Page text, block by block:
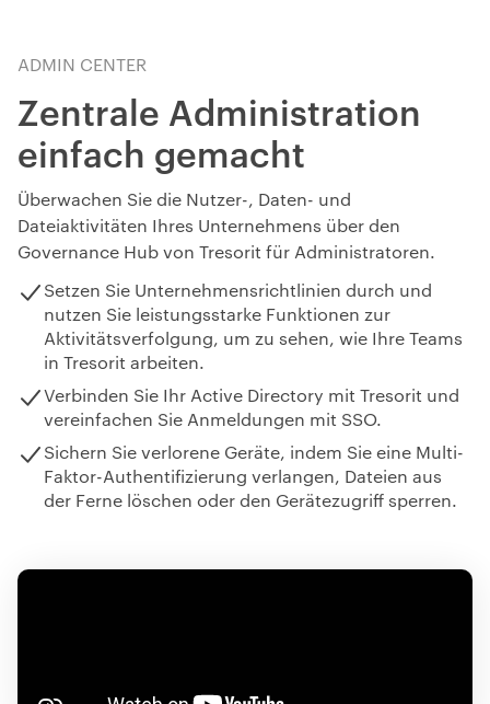
ADMIN CENTER
Zentrale Administration
einfach gemacht
Überwachen Sie die Nutzer-, Daten- und
Dateiaktivitäten Ihres Unternehmens über den
Governance Hub von Tresorit für Administratoren.
Setzen Sie Unternehmensrichtlinien durch und
nutzen Sie leistungsstarke Funktionen zur
Aktivitätsverfolgung, um zu sehen, wie Ihre Teams
in Tresorit arbeiten.
Verbinden Sie Ihr Active Directory mit Tresorit und
vereinfachen Sie Anmeldungen mit SSO.
Sichern Sie verlorene Geräte, indem Sie eine Multi-
Faktor-Authentifizierung verlangen, Dateien aus
der Ferne löschen oder den Gerätezugriff sperren.